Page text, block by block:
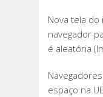
Nova tela do
navegador
é aleatória
espaço na UE